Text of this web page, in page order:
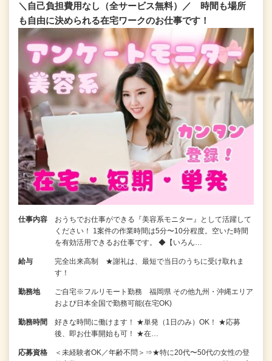
＼自己負担費用なし（全サービス無料）／ 時間も場所
も自由に決められる在宅ワークのお仕事です！
仕事内容
おうちでお仕事ができる『美容系モニター』として活躍して
ください！ 1案件の作業時間は5分〜10分程度。空いた時間
を有効活用できるお仕事です。 ◆【いろん…
給与
完全出来高制 ★謝礼は、最短で当日のうちに受け取れま
す！
勤務地
ご自宅※フルリモート勤務 福岡県 その他九州・沖縄エリア
および日本全国で勤務可能(在宅OK)
勤務時間
好きな時間に働けます！ ★単発（1日のみ）OK！ ★応募
後、即お仕事開始も可！ ★在…
応募資格
＜未経験者OK／年齢不問＞⇒★特に20代〜50代の女性の登